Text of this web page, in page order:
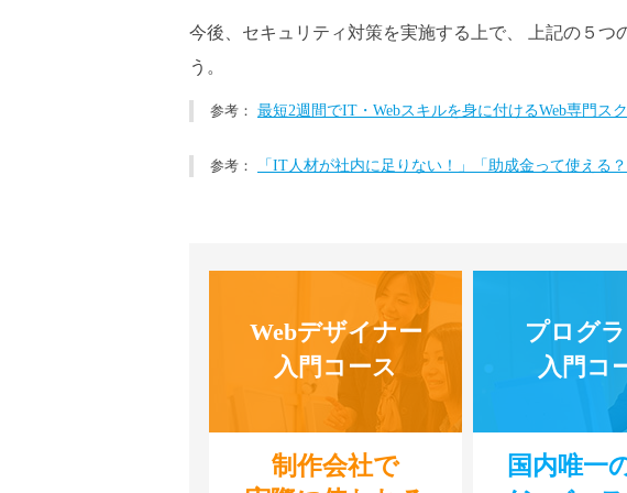
今後、セキュリティ対策を実施する上で、 上記の５
う。
最短2週間でIT・Webスキルを身に付けるWeb専門ス
「IT人材が社内に足りない！」「助成金って使える
Webデザイナー
入門コース
制作会社で
プログ
入門コ
国内唯一